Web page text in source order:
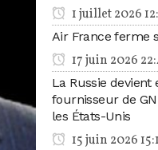
1 juillet 2026
Air France ferme
17 juin 2026
La Russie devient
fournisseur de
les États-Unis
15 juin 2026